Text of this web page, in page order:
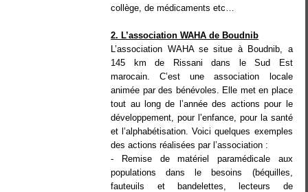
collège, de médicaments etc…
2. L’association WAHA de Boudnib
L’association WAHA se situe à Boudnib, a
145 km de Rissani dans le Sud Est
marocain. C’est une association locale
animée par des bénévoles. Elle met en place
tout au long de l’année des actions pour le
développement, pour l’enfance, pour la santé
et l’alphabétisation. Voici quelques exemples
des actions réalisées par l’association :
- Remise de matériel paramédicale aux
populations dans le besoins (béquilles,
fauteuils et bandelettes, lecteurs de